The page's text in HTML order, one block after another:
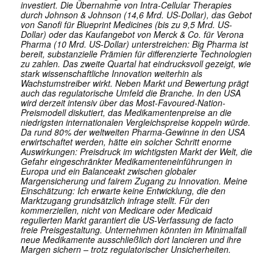
investiert. Die Übernahme von Intra-Cellular Therapies
durch Johnson & Johnson (14,6 Mrd. US-Dollar), das Gebot
von Sanofi für Blueprint Medicines (bis zu 9,5 Mrd. US-
Dollar) oder das Kaufangebot von Merck & Co. für Verona
Pharma (10 Mrd. US-Dollar) unterstreichen: Big Pharma ist
bereit, substanzielle Prämien für differenzierte Technologien
zu zahlen. Das zweite Quartal hat eindrucksvoll gezeigt, wie
stark wissenschaftliche Innovation weiterhin als
Wachstumstreiber wirkt. Neben Markt und Bewertung prägt
auch das regulatorische Umfeld die Branche. In den USA
wird derzeit intensiv über das Most-Favoured-Nation-
Preismodell diskutiert, das Medikamentenpreise an die
niedrigsten internationalen Vergleichspreise koppeln würde.
Da rund 80% der weltweiten Pharma-Gewinne in den USA
erwirtschaftet werden, hätte ein solcher Schritt enorme
Auswirkungen: Preisdruck im wichtigsten Markt der Welt, die
Gefahr eingeschränkter Medikamenteneinführungen in
Europa und ein Balanceakt zwischen globaler
Margensicherung und fairem Zugang zu Innovation. Meine
Einschätzung: Ich erwarte keine Entwicklung, die den
Marktzugang grundsätzlich infrage stellt. Für den
kommerziellen, nicht von Medicare oder Medicaid
regulierten Markt garantiert die US-Verfassung de facto
freie Preisgestaltung. Unternehmen könnten im Minimalfall
neue Medikamente ausschließlich dort lancieren und ihre
Margen sichern – trotz regulatorischer Unsicherheiten.